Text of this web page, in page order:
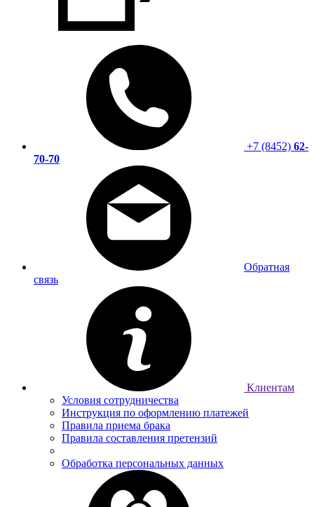
+7 (8452) 62-
70-70
Обратная
связь
Клиентам
Условия сотрудничества
Инструкция по оформлению платежей
Правила приема брака
Правила составления претензий
Обработка персональных данных